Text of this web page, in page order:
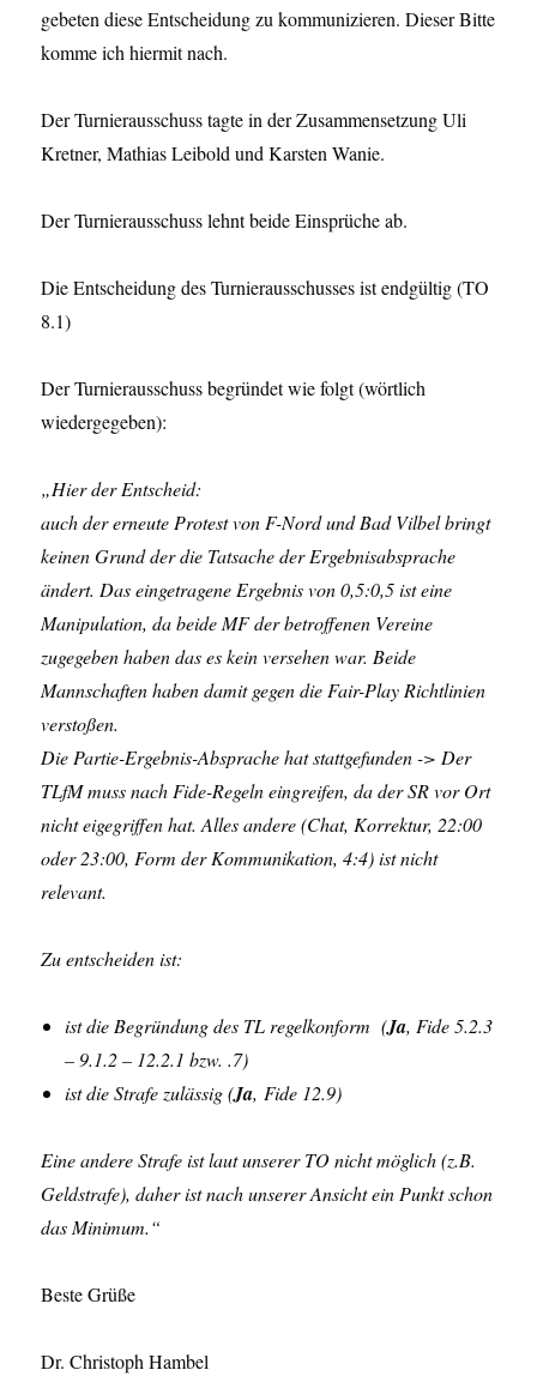
gebeten diese Entscheidung zu kommunizieren. Dieser Bitte
komme ich hiermit nach.
Der Turnierausschuss tagte in der Zusammensetzung Uli
Kretner, Mathias Leibold und Karsten Wanie.
Der Turnierausschuss lehnt beide Einsprüche ab.
Die Entscheidung des Turnierausschusses ist endgültig (TO
8.1)
Der Turnierausschuss begründet wie folgt (wörtlich
wiedergegeben):
„Hier der Entscheid:
auch der erneute Protest von F-Nord und Bad Vilbel bringt
keinen Grund der die Tatsache der Ergebnisabsprache
ändert. Das eingetragene Ergebnis von 0,5:0,5 ist eine
Manipulation, da beide MF der betroffenen Vereine
zugegeben haben das es kein versehen war. Beide
Mannschaften haben damit gegen die Fair-Play Richtlinien
verstoßen.
Die Partie-Ergebnis-Absprache hat stattgefunden -> Der
TLfM muss nach Fide-Regeln eingreifen, da der SR vor Ort
nicht eigegriffen hat. Alles andere (Chat, Korrektur, 22:00
oder 23:00, Form der Kommunikation, 4:4) ist nicht
relevant.
Zu entscheiden ist:
ist die Begründung des TL regelkonform (Ja, Fide 5.2.3
– 9.1.2 – 12.2.1 bzw. .7)
ist die Strafe zulässig (Ja, Fide 12.9)
Eine andere Strafe ist laut unserer TO nicht möglich (z.B.
Geldstrafe), daher ist nach unserer Ansicht ein Punkt schon
das Minimum.“
Beste Grüße
Dr. Christoph Hambel